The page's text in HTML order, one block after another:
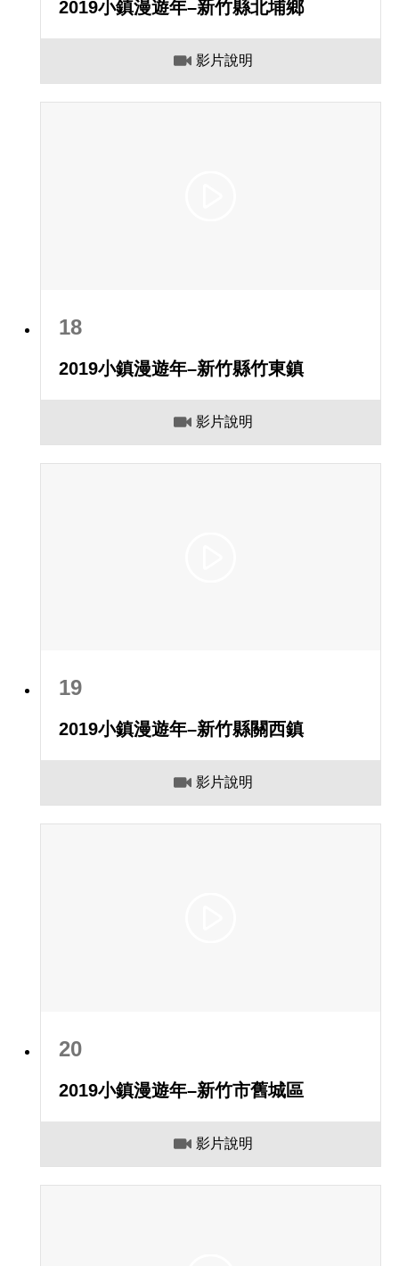
2019小鎮漫遊年–新竹縣北埔鄉
影片說明
18
2019小鎮漫遊年–新竹縣竹東鎮
影片說明
19
2019小鎮漫遊年–新竹縣關西鎮
影片說明
20
2019小鎮漫遊年–新竹市舊城區
影片說明